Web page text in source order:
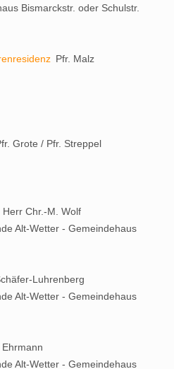
Bismarckstr. oder Schulstr.
Pfr. Malz
Grote / Pfr. Streppel
Herr Chr.-M. Wolf
Alt-Wetter - Gemeindehaus
Luhrenberg
Alt-Wetter - Gemeindehaus
Ehrmann
Alt-Wetter - Gemeindehaus